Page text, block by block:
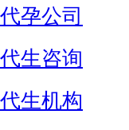
孕公司
生咨询
生机构